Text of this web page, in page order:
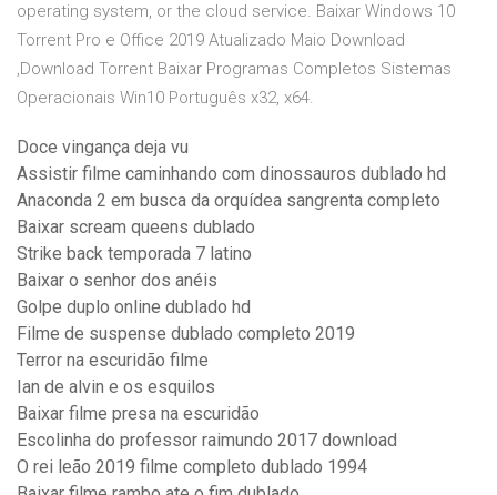
operating system, or the cloud service. Baixar Windows 10
Torrent Pro e Office 2019 Atualizado Maio Download
,Download Torrent Baixar Programas Completos Sistemas
Operacionais Win10 Português x32, x64.
Doce vingança deja vu
Assistir filme caminhando com dinossauros dublado hd
Anaconda 2 em busca da orquídea sangrenta completo
Baixar scream queens dublado
Strike back temporada 7 latino
Baixar o senhor dos anéis
Golpe duplo online dublado hd
Filme de suspense dublado completo 2019
Terror na escuridão filme
Ian de alvin e os esquilos
Baixar filme presa na escuridão
Escolinha do professor raimundo 2017 download
O rei leão 2019 filme completo dublado 1994